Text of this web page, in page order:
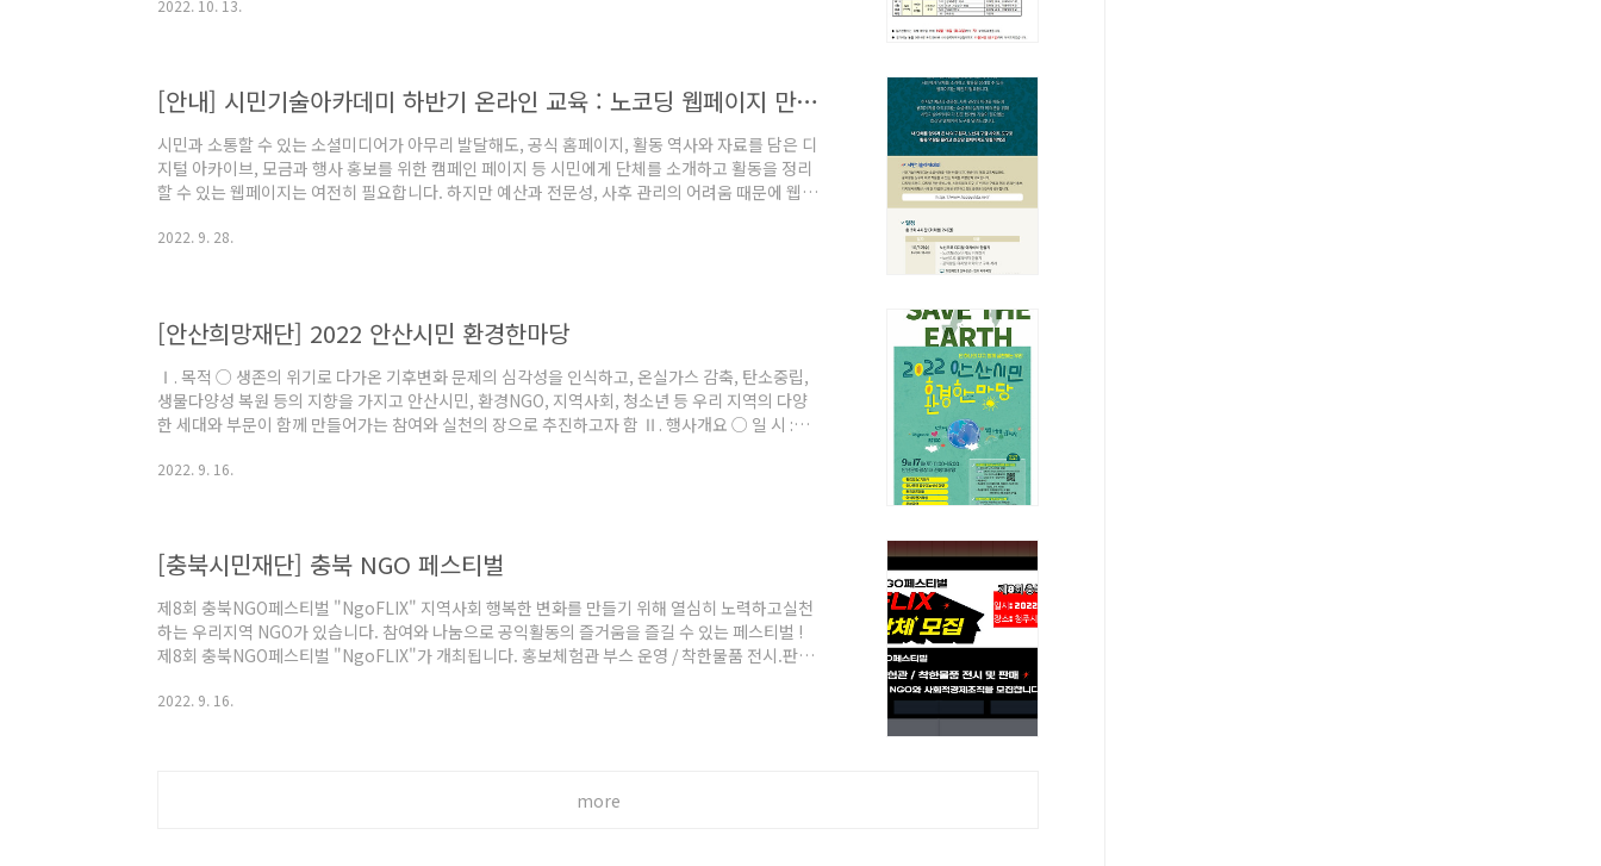
2022. 10. 13.
[안내] 시민기술아카데미 하반기 온라인 교육 : 노코딩 웹페이지 만들기
시민과 소통할 수 있는 소셜미디어가 아무리 발달해도, 공식 홈페이지, 활동 역사와 자료를 담은 디
지털 아카이브, 모금과 행사 홍보를 위한 캠페인 페이지 등 시민에게 단체를 소개하고 활동을 정리
할 수 있는 웹페이지는 여전히 필요합니다. 하지만 예산과 전문성, 사후 관리의 어려움 때문에 웹페
없는 초간단 웹페이지 도구를 알려드립니다. 내 단체를 알리러 온 나의 구원자, 노션과 구글 사이트
2022. 9. 28.
[안산희망재단] 2022 안산시민 환경한마당
Ⅰ. 목적 ○ 생존의 위기로 다가온 기후변화 문제의 심각성을 인식하고, 온실가스 감축, 탄소중립,
생물다양성 복원 등의 지향을 가지고 안산시민, 환경NGO, 지역사회, 청소년 등 우리 지역의 다양
한 세대와 부문이 함께 만들어가는 참여와 실천의 장으로 추진하고자 함 Ⅱ. 행사개요 ○ 일 시 :
산문화광장 전망대광장 ○ 예상인원 : 1000여명 ○ 주요내용 ․ 기념식 ․ 환경퀴즈대회, 이색자전
2022. 9. 16.
[충북시민재단] 충북 NGO 페스티벌
제8회 충북NGO페스티벌 "NgoFLIX" 지역사회 행복한 변화를 만들기 위해 열심히 노력하고실천
하는 우리지역 NGO가 있습니다. 참여와 나눔으로 공익활동의 즐거움을 즐길 수 있는 페스티벌 !
제8회 충북NGO페스티벌 "NgoFLIX"가 개최됩니다. 홍보체험관 부스 운영 / 착한물품 전시.판매
탁드립니다 :) * 일시_2022년 10월 15일(토) 오후 2시 * 장소_청주시 문암생태공원 잔디광장 *
2022. 9. 16.
more